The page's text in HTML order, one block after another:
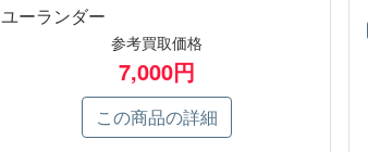
ユーランダー
参考買取価格
7,000円
この商品の詳細